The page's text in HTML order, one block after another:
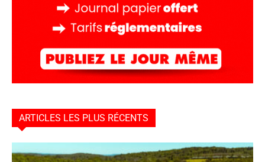
ARTICLES LES PLUS RÉCENTS